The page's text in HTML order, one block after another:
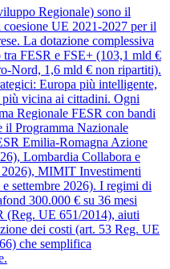
Regionale) sono il
UE 2021-2027 per il
La dotazione complessiva
FESR e FSE+ (103,1 mld €
Nord, 1,6 mld € non ripartiti).
Europa più intelligente,
più vicina ai cittadini. Ogni
Regionale FESR con bandi
Programma Nazionale
Emilia-Romagna Azione
Lombardia Collabora e
MIMIT Investimenti
settembre 2026). I regimi di
300.000 € su 36 mesi
(Reg. UE 651/2014), aiuti
dei costi (art. 53 Reg. UE
che semplifica